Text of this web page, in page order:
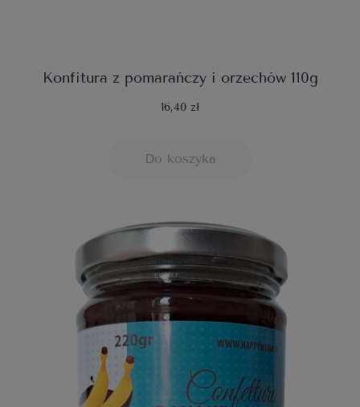
Konfitura z pomarańczy i orzechów 110g
16,40 zł
Do koszyka